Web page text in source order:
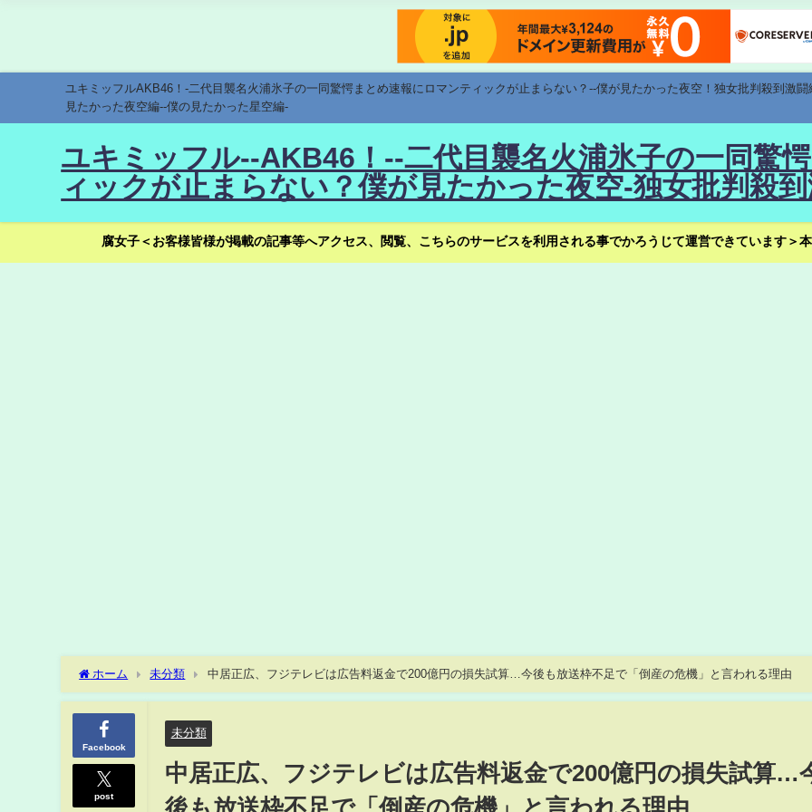
ユキミッフルAKB46！-二代目襲名火浦氷子の一同驚愕まとめ速報にロマンティックが止まらない？--僕が見たかった夜空！独女批判殺到激
見たかった夜空編--僕の見たかった星空編-
ユキミッフル--AKB46！--二代目襲名火浦氷子の一同驚
ィックが止まらない？僕が見たかった夜空-独女批判殺
腐女子＜お客様皆様が掲載の記事等へアクセス、閲覧、こちらのサービスを利用される事でかろうじて運営できています＞
ホーム 未分類 中居正広、フジテレビは広告料返金で200億円の損失試算…今後も放送枠不足で「倒産の危機」と言われる理由
Facebook
post
未分類
中居正広、フジテレビは広告料返金で200億円の損失試算…